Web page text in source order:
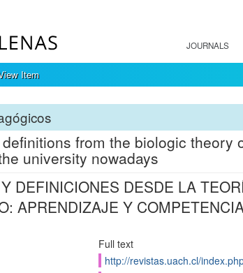
JOURNALS
Item
from the biologic theory
university nowadays
DEFINICIONES DESDE LA
APRENDIZAJE Y
Full text
http://revistas.uach.cl/